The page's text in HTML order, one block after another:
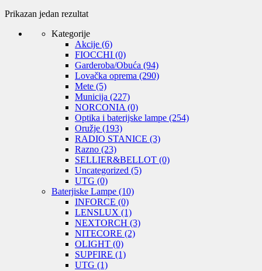
Prikazan jedan rezultat
Kategorije
Akcije (6)
FIOCCHI (0)
Garderoba/Obuća (94)
Lovačka oprema (290)
Mete (5)
Municija (227)
NORCONIA (0)
Optika i baterijske lampe (254)
Oružje (193)
RADIO STANICE (3)
Razno (23)
SELLIER&BELLOT (0)
Uncategorized (5)
UTG (0)
Baterjiske Lampe (10)
INFORCE (0)
LENSLUX (1)
NEXTORCH (3)
NITECORE (2)
OLIGHT (0)
SUPFIRE (1)
UTG (1)